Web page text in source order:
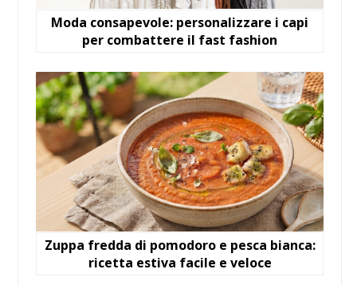
Moda consapevole: personalizzare i capi
per combattere il fast fashion
Zuppa fredda di pomodoro e pesca bianca:
ricetta estiva facile e veloce